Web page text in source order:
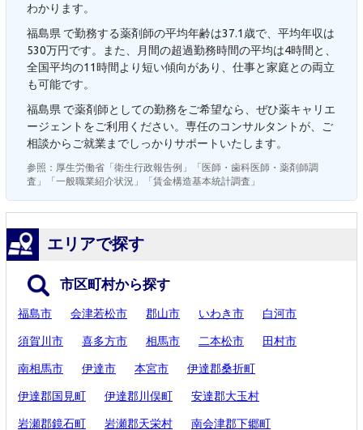
わかります。
福島県 で勤務する薬剤師の平均年齢は37.1歳で、平均年収は
530万円です。また、月間の超過勤務時間の平均は4時間と、
全国平均の11時間より短い傾向があり、仕事と家庭との両立
も可能です。
福島県 で薬剤師としての勤務をご希望なら、ぜひ薬キャリエ
ージェントをご利用ください。専任のコンサルタントが、ご
相談からご就業までしっかりサポートいたします。
参照：厚生労働省「衛生行政報告例」「医師・歯科医師・薬剤師調
査」「一般職業紹介状況」「賃金構造基本統計調査」
エリアで探す
市区町村から探す
福島市 会津若松市 郡山市 いわき市 白河市
須賀川市 喜多方市 相馬市 二本松市 田村市
南相馬市 伊達市 本宮市 伊達郡桑折町
伊達郡国見町 伊達郡川俣町 安達郡大玉村
岩瀬郡鏡石町 岩瀬郡天栄村 南会津郡下郷町